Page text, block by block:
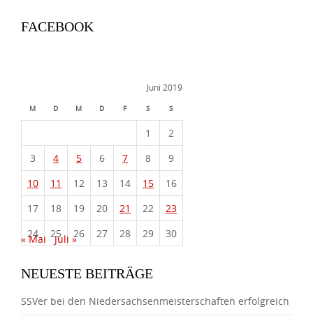
FACEBOOK
Juni 2019
M D M D F S S
1
2
3
4 5 6 7 8
9
10
11 12 13 14 15
16
17
18 19 20 21 22
23
24
25 26 27 28 29 30
« Mai Juli »
NEUESTE BEITRÄGE
SSVer bei den Niedersachsenmeisterschaften erfolgreich